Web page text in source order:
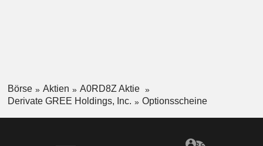
Börse Aktien
A0RD8Z Aktie
Derivate GREE Holdings, Inc.
Optionsscheine